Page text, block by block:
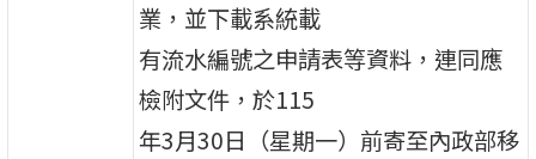
業，並下載系統載
有流水編號之申請表等資料，連同應
檢附文件，於115
年3月30日（星期一）前寄至內政部移